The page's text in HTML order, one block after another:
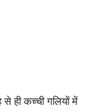
ही कच्ची गलियों में